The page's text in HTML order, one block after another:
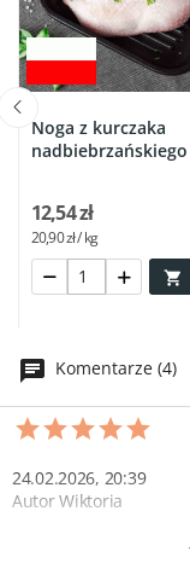
Noga z kurczaka
nadbiebrzańskiego

12,54 zł
20,90 zł / kg
Komentarze (4)
24.02.2026, 20:39
Autor Wiktoria